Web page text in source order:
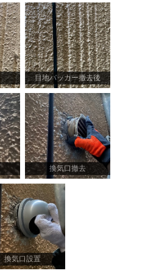
目地バッカー撤去後
換気口撤去
換気口設置